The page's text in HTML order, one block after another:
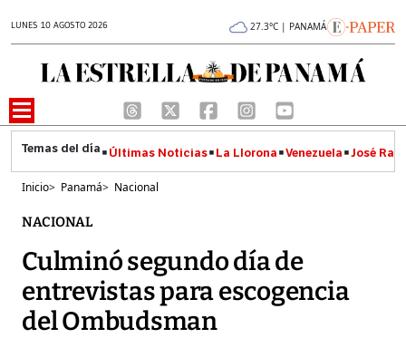
LUNES 10 AGOSTO 2026 27.3°C | PANAMÁ
Últimas Noticias La Llorona Venezuela José
Inicio> Panamá> Nacional
NACIONAL
Culminó segundo día de
entrevistas para escogencia
del Ombudsman